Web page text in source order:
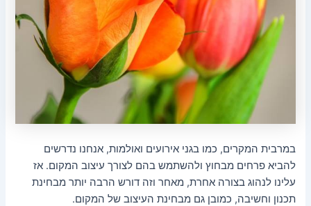
במרבית המקרים, כמו בגני אירועים ואולמות, אנחנו נדרשים
להביא פרחים מבחוץ ולהשתמש בהם לצורך עיצוב המקום. אז
עלינו לנהוג בצורה אחרת, מאחר וזה דורש הרבה יותר מבחינת
תכנון וחשיבה, כמובן גם מבחינת העיצוב של המקום.